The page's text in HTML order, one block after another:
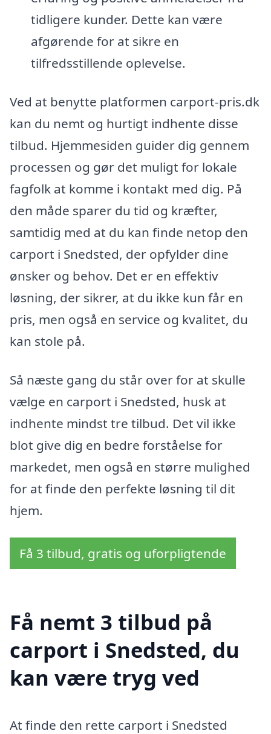
tidligere kunder. Dette kan være
afgørende for at sikre en
tilfredsstillende oplevelse.
Ved at benytte platformen carport-pris.dk
kan du nemt og hurtigt indhente disse
tilbud. Hjemmesiden guider dig gennem
processen og gør det muligt for lokale
fagfolk at komme i kontakt med dig. På
den måde sparer du tid og kræfter,
samtidig med at du kan finde netop den
carport i Snedsted, der opfylder dine
ønsker og behov. Det er en effektiv
løsning, der sikrer, at du ikke kun får en
pris, men også en service og kvalitet, du
kan stole på.
Så næste gang du står over for at skulle
vælge en carport i Snedsted, husk at
indhente mindst tre tilbud. Det vil ikke
blot give dig en bedre forståelse for
markedet, men også en større mulighed
for at finde den perfekte løsning til dit
hjem.
Få 3 tilbud, gratis og uforpligtende
Få nemt 3 tilbud på
carport i Snedsted, du
kan være tryg ved
At finde den rette carport i Snedsted